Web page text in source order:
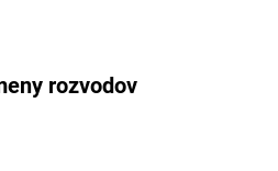
rozvodov